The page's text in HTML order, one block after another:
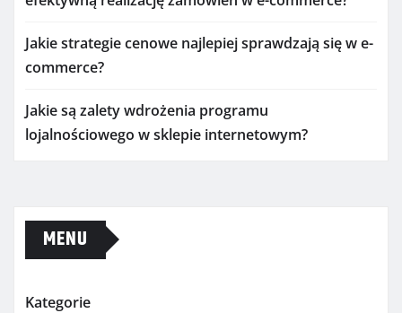
Jakie strategie cenowe najlepiej sprawdzają się w e-
commerce?
Jakie są zalety wdrożenia programu
lojalnościowego w sklepie internetowym?
MENU
Kategorie